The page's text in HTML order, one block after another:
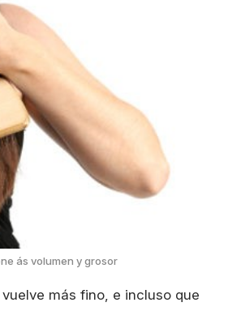
ás volumen y grosor
más fino, e incluso que